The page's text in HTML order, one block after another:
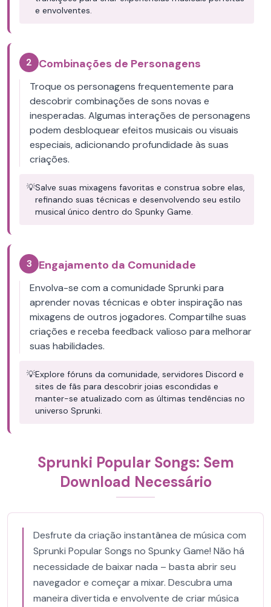
e envolventes.
2 Combinações de Personagens
Troque os personagens frequentemente para
descobrir combinações de sons novas e
inesperadas. Algumas interações de personagens
podem desbloquear efeitos musicais ou visuais
especiais, adicionando profundidade às suas
criações.
💡Salve suas mixagens favoritas e construa sobre elas,
refinando suas técnicas e desenvolvendo seu estilo
musical único dentro do Spunky Game.
3 Engajamento da Comunidade
Envolva-se com a comunidade Sprunki para
aprender novas técnicas e obter inspiração nas
mixagens de outros jogadores. Compartilhe suas
criações e receba feedback valioso para melhorar
suas habilidades.
💡Explore fóruns da comunidade, servidores Discord e
sites de fãs para descobrir joias escondidas e
manter-se atualizado com as últimas tendências no
universo Sprunki.
Sprunki Popular Songs: Sem
Download Necessário
Desfrute da criação instantânea de música com
Sprunki Popular Songs no Spunky Game! Não há
necessidade de baixar nada – basta abrir seu
navegador e começar a mixar. Descubra uma
maneira divertida e envolvente de criar música